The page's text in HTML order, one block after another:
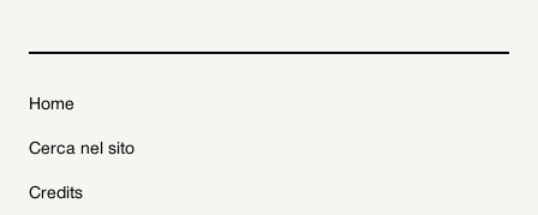
Home
Cerca nel sito
Credits